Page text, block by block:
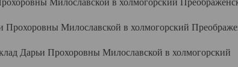
Милославской в холмогорский
Дарьи Прохоровны Милославской в холмогорский